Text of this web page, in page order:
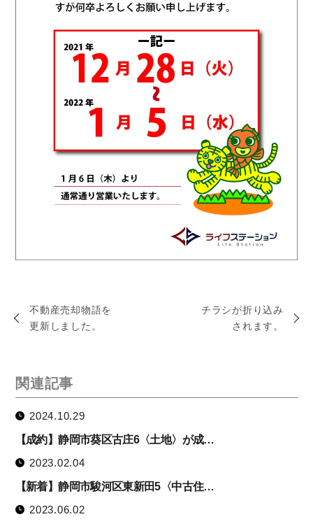
不動産売却物語を
更新しました。
チラシが折り込み
されます。
関連記事
2024.10.29
【成約】静岡市葵区古庄6〈土地〉が成…
2023.02.04
【新着】静岡市駿河区東新田5〈中古住…
2023.06.02